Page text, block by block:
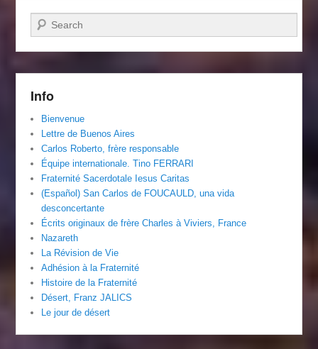
Recherche
Info
Bienvenue
Lettre de Buenos Aires
Carlos Roberto, frère responsable
Équipe internationale. Tino FERRARI
Fraternité Sacerdotale Iesus Caritas
(Español) San Carlos de FOUCAULD, una vida
desconcertante
Écrits originaux de frère Charles à Viviers, France
Nazareth
La Révision de Vie
Adhésion à la Fraternité
Histoire de la Fraternité
Désert, Franz JALICS
Le jour de désert